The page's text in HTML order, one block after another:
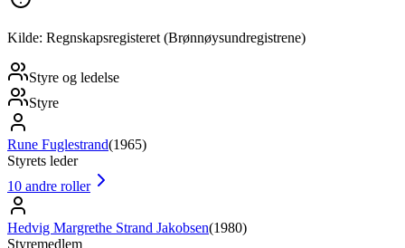
Kilde: Regnskapsregisteret (Brønnøysundregistrene)
Styre og ledelse
Styre
Rune Fuglestrand(1965)
Styrets leder
10 andre roller
Hedvig Margrethe Strand Jakobsen(1980)
Styremedlem